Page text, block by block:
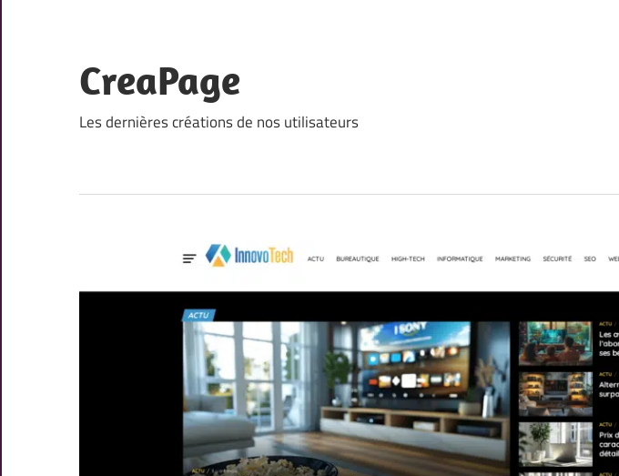
content
CreaPage
Les dernières créations de nos utilisateurs